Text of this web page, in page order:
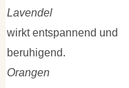
Lavendel
wirkt entspannend und
beruhigend.
Orangen